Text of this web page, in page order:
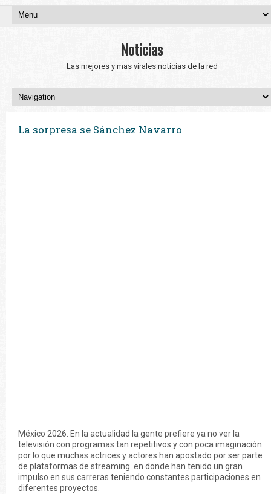
Noticias
Las mejores y mas virales noticias de la red
La sorpresa se Sánchez Navarro
México 2026. En la actualidad la gente prefiere ya no ver la
televisión con programas tan repetitivos y con poca imaginación
por lo que muchas actrices y actores han apostado por ser parte
de plataformas de streaming en donde han tenido un gran
impulso en sus carreras teniendo constantes participaciones en
diferentes proyectos.